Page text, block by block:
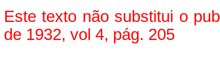
Este texto não substitui o
de 1932, vol 4, pág. 205